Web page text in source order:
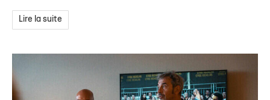
Lire la suite